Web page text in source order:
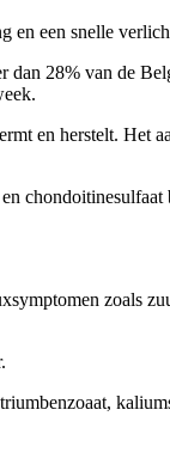
en een snelle
28% van de
en herstelt.
zoals